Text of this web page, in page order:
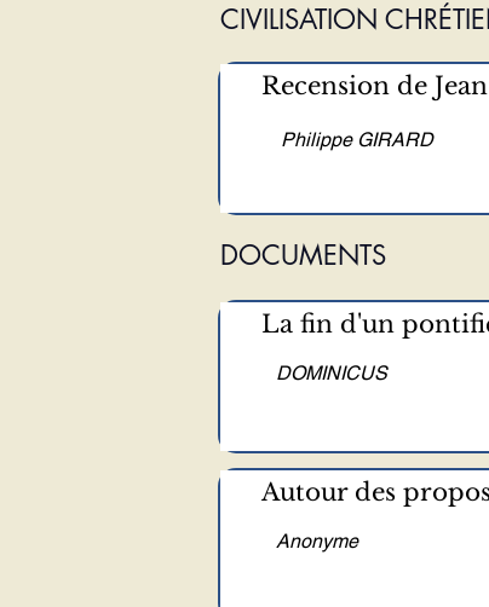
CIVILISATION
Recension de
Philippe GIRARD
DOCUMENTS
La fin d'un
DOMINICUS
Autour des
Anonyme